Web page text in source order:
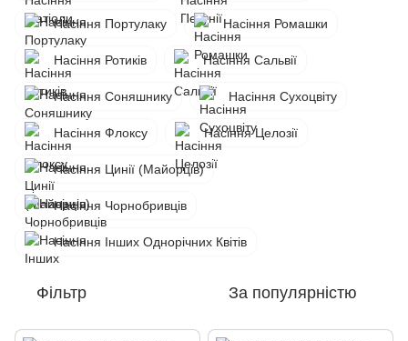
Насіння Портулаку Насіння Ромашки
Насіння Ротиків Насіння Сальвії
Насіння Соняшнику Насіння Сухоцвіту
Насіння Флоксу Насіння Целозії
Насіння Цинії (Майорців)
Насіння Чорнобривців
Насіння Інших Однорічних Квітів
Фільтр За популярністю